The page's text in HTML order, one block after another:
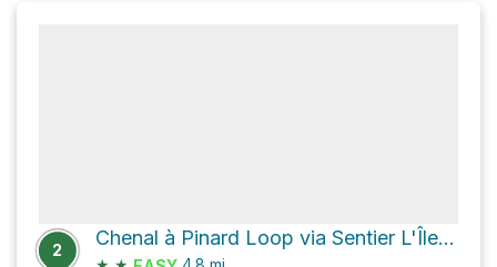
2
Chenal à Pinard Loop via Sentier L'Île-de-la-Commune